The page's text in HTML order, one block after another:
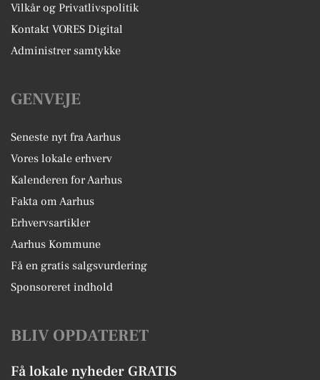
Vilkår og Privatlivspolitik
Kontakt VORES Digital
Administrer samtykke
GENVEJE
Seneste nyt fra Aarhus
Vores lokale erhverv
Kalenderen for Aarhus
Fakta om Aarhus
Erhvervsartikler
Aarhus Kommune
Få en gratis salgsvurdering
Sponsoreret indhold
BLIV OPDATERET
Få lokale nyheder GRATIS